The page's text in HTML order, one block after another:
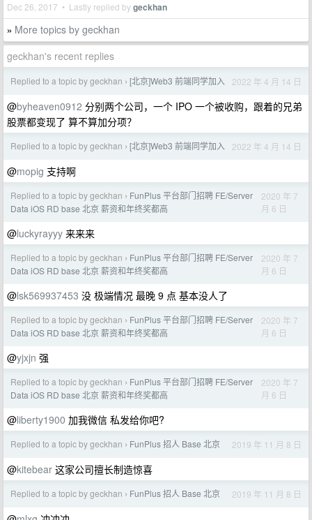
Dec 26, 2017 • Lastly replied bygeckhan
» More topics by geckhan
geckhan's recent replies
Replied to a topic by geckhan › [北京]Web3 前端同学加入 2022 年 4 月 14 日
@byheaven0912 分别两个公司，一个 IPO 一个被收购，跟着的兄弟
股票都变现了 算不算加分项？
Replied to a topic by geckhan › [北京]Web3 前端同学加入 2022 年 4 月 14 日
@mopig 支持啊
Replied to a topic by geckhan › FunPlus 平台部门招聘 FE/Server
Data iOS RD base 北京 薪资和年终奖都高
2020 年 7
月 6 日
@luckyrayyy 来来来
Replied to a topic by geckhan › FunPlus 平台部门招聘 FE/Server
Data iOS RD base 北京 薪资和年终奖都高
2020 年 7
月 6 日
@lsk569937453 没 极端情况 最晚 9 点 基本没人了
Replied to a topic by geckhan › FunPlus 平台部门招聘 FE/Server
Data iOS RD base 北京 薪资和年终奖都高
2020 年 7
月 6 日
@yjxjn 强
Replied to a topic by geckhan › FunPlus 平台部门招聘 FE/Server
Data iOS RD base 北京 薪资和年终奖都高
2020 年 7
月 6 日
@liberty1900 加我微信 私发给你吧?
Replied to a topic by geckhan › FunPlus 招人 Base 北京 2019 年 11 月 8 日
@kitebear 这家公司擅长制造惊喜
Replied to a topic by geckhan › FunPlus 招人 Base 北京 2019 年 11 月 8 日